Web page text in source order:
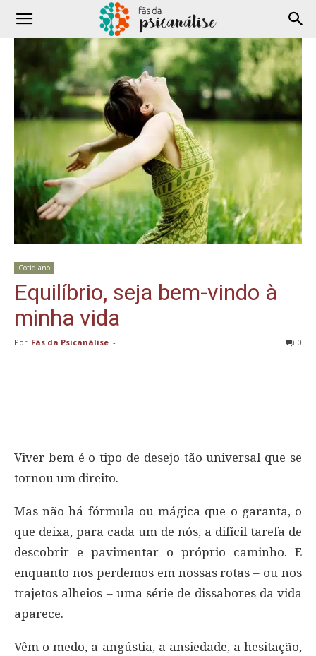
Cotidiano
Equilíbrio, seja bem-vindo à
minha vida
Por Fãs da Psicanálise - 0
Viver bem é o tipo de desejo tão universal que se
tornou um direito.
Mas não há fórmula ou mágica que o garanta, o
que deixa, para cada um de nós, a difícil tarefa de
descobrir e pavimentar o próprio caminho. E
enquanto nos perdemos em nossas rotas – ou nos
trajetos alheios – uma série de dissabores da vida
aparece.
Vêm o medo, a angústia, a ansiedade, a hesitação,